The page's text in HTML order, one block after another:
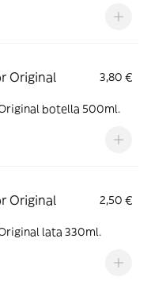
Original
3,80 €
botella 500ml.
Original
2,50 €
lata 330ml.